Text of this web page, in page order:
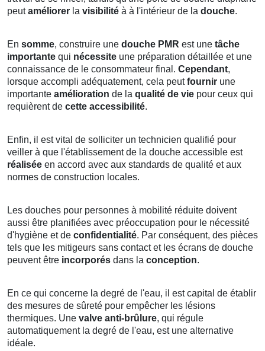
peutaméliorer la visibilité à à l'intérieur de la douche.
En somme, construire une douche PMR est une tâche
importante qui nécessite une préparation détaillée et une
connaissance de le consommateur final. Cependant,
lorsque accompli adéquatement, cela peutfournir une
importante amélioration de la qualité de vie pour ceux qui
requièrent de cette accessibilité.
Enfin, il est vital de solliciter un technicien qualifié pour
veiller à que l'établissement de la douche accessible est
réalisée en accord avec aux standards de qualité et aux
normes de construction locales.
Les douches pour personnes à mobilité réduite doivent
aussi être planifiées avec préoccupation pour le nécessité
d'hygiène et de confidentialité. Par conséquent, des pièces
tels que les mitigeurs sans contact et les écrans de douche
peuvent être incorporés dans la conception.
En ce qui concerne la degré de l'eau, il est capital de établir
des mesures de sûreté pour empêcher les lésions
thermiques. Une valve anti-brûlure, qui régule
automatiquement la degré de l'eau, est une alternative
idéale.